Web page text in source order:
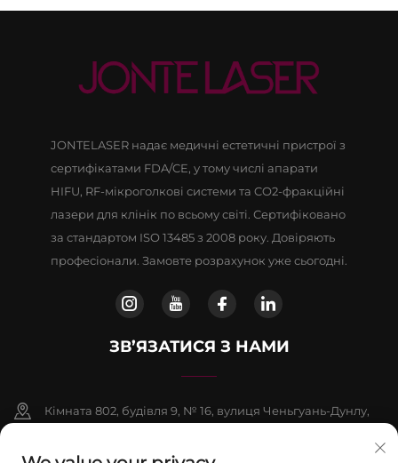
JONTELASER надає медичні естетичні пристрої з
сертифікатами FDA/CE, у тому числі апарати
HIFU, RF-мікроголкові системи та CO2-фракційні
лазери для клінік по всьому світі. Сертифіковано
за стандартом ISO 13485 з 2008 року. Довіряють
професіонали. Замовте розрахунок уже сьогодні.
ЗВ’ЯЗАТИСЯ З НАМИ
Кімната 802, будівля 9, № 16, вулиця Ченьгуань-Дунлу,